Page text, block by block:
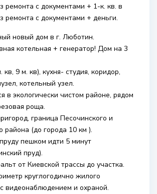
ремонта с документами + 1-к. кв. в
ремонта с документами + деньги.
новый дом в г. Люботин.
котельная + генератор! Дом на 3
кв, 9 м. кв), кухня- студия, коридор,
котельный узел.
в экологически чистом районе, рядом
роща.
граница Песочинского и
района (до города 10 км ).
пешком идти 5 минут
пруд).
от Киевской трассы до участка.
круглогодично жилого
видеонаблюдением и охраной.